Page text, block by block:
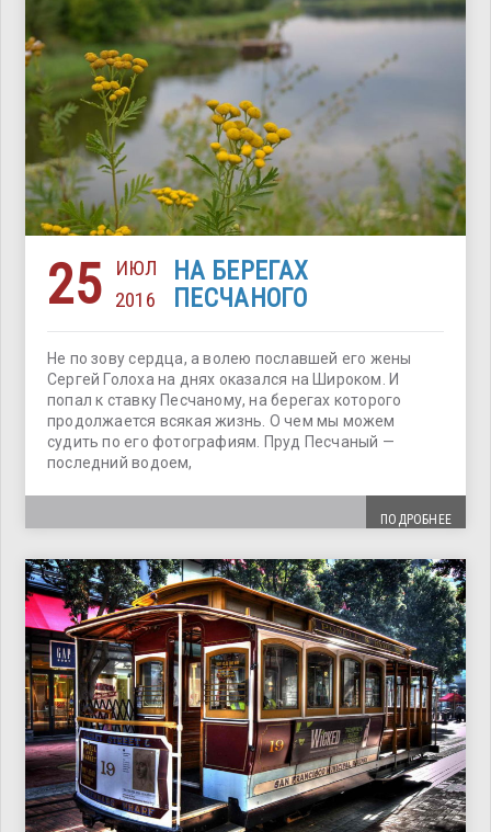
25
ИЮЛ
2016
НА БЕРЕГАХ
ПЕСЧАНОГО
Не по зову сердца, а волею пославшей его жены
Сергей Голоха на днях оказался на Широком. И
попал к ставку Песчаному, на берегах которого
продолжается всякая жизнь. О чем мы можем
судить по его фотографиям. Пруд Песчаный —
последний водоем,
ПОДРОБНЕЕ